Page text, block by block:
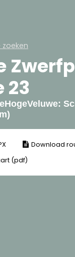
23
Download
(pdf)